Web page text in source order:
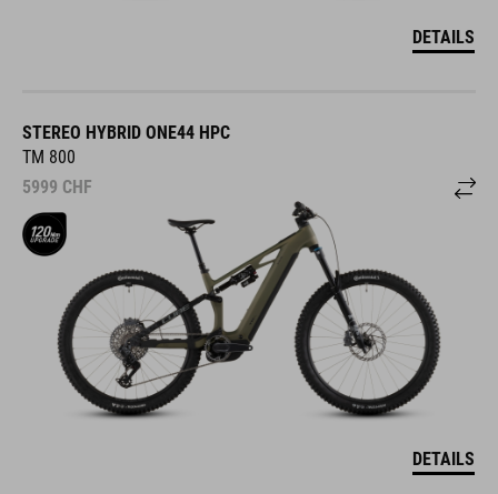
DETAILS
STEREO HYBRID ONE44 HPC
TM 800
5999 CHF
DETAILS